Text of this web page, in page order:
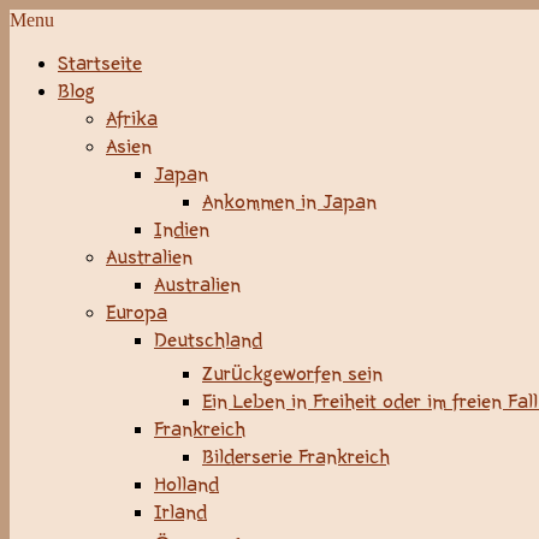
Menu
Startseite
Blog
Afrika
Asien
Japan
Ankommen in Japan
Indien
Australien
Australien
Europa
Deutschland
Zurückgeworfen sein
Ein Leben in Freiheit oder im freien
Frankreich
Bilderserie Frankreich
Holland
Irland